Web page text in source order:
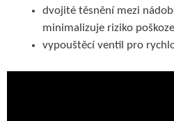
dvojité těsnění mezi
minimalizuje riziko
vypouštěcí ventil pro